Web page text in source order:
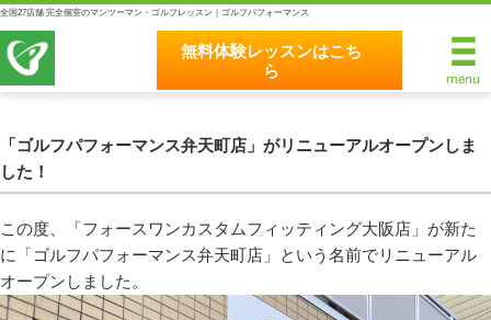
全国27店舗 完全個室のマンツーマン・ゴルフレッスン｜ゴルフパフォーマンス
無料体験レッスンはこち
ら
無料体験レッスンはこちら
ゴルフパフォーマンスの8つのこだわり
完全個室マンツーマンレッスン
統一されたレッスン理論
「ゴルフパフォーマンス弁天町店」がリニューアルオープンしま
した！
この度、「フォースワンカスタムフィッティング大阪店」が新た
に「ゴルフパフォーマンス弁天町店」という名前でリニューアル
オープンしました。